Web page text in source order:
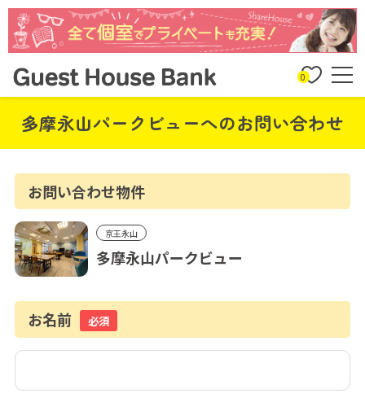
0
多摩永山パークビューへのお問い合わせ
お問い合わせ物件
京王永山
多摩永山パークビュー
お名前 必須